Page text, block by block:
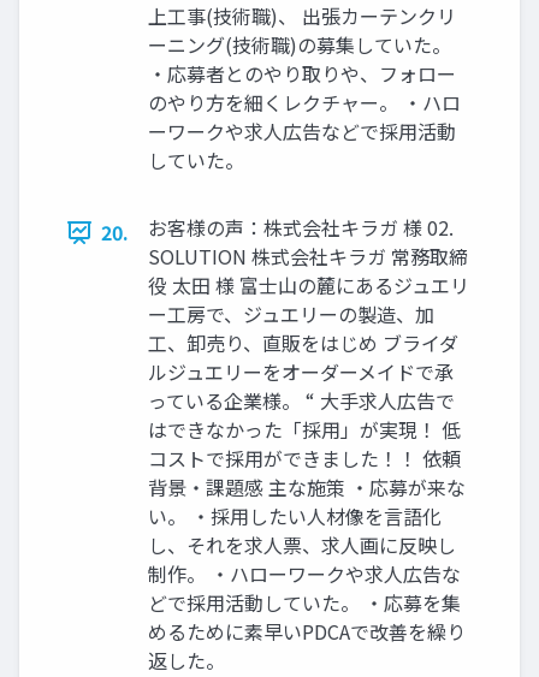
上工事(技術職)、 出張カーテンクリ
ーニング(技術職)の募集していた。
・応募者とのやり取りや、フォロー
のやり方を細くレクチャー。 ・ハロ
ーワークや求人広告などで採用活動
していた。
20.
お客様の声：株式会社キラガ 様 02.
SOLUTION 株式会社キラガ 常務取締
役 太田 様 富士山の麓にあるジュエリ
ー工房で、ジュエリーの製造、加
工、卸売り、直販をはじめ ブライダ
ルジュエリーをオーダーメイドで承
っている企業様。 “ 大手求人広告で
はできなかった「採用」が実現！ 低
コストで採用ができました！！ 依頼
背景・課題感 主な施策 ・応募が来な
い。 ・採用したい人材像を言語化
し、それを求人票、求人画に反映し
制作。 ・ハローワークや求人広告な
どで採用活動していた。 ・応募を集
めるために素早いPDCAで改善を繰り
返した。